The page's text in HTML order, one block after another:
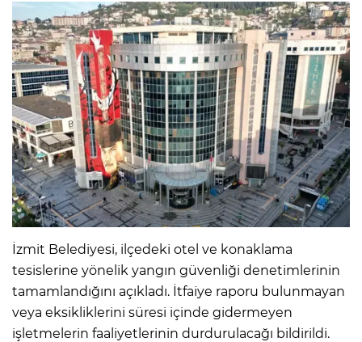
İzmit Belediyesi, ilçedeki otel ve konaklama
tesislerine yönelik yangın güvenliği denetimlerinin
tamamlandığını açıkladı. İtfaiye raporu bulunmayan
veya eksikliklerini süresi içinde gidermeyen
işletmelerin faaliyetlerinin durdurulacağı bildirildi.